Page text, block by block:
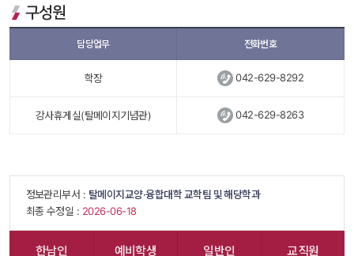
구성원
담당업무 전화번호
학장 042-629-8292
강사휴게실(탈메이지기념관) 042-629-8263
정보관리부서 : 탈메이지교양·융합대학 교학팀 및 해당학과
최종 수정일 : 2026-06-18
한남인 예비학생 일반인 교직원